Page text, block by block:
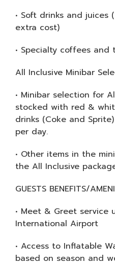
• Soft drinks and
extra cost)
• Specialty coffees and
All Inclusive Minibar
• Minibar selection for
stocked with red &
drinks (Coke and
per day.
• Other items in the
the All Inclusive
GUESTS BENEFITS/
• Meet & Greet service
International Airport
• Access to Inflatable
based on season and